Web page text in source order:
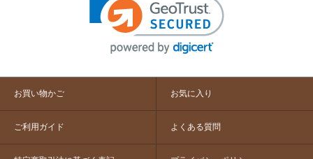
お買い物かご お気に入り
ご利用ガイド よくある質問